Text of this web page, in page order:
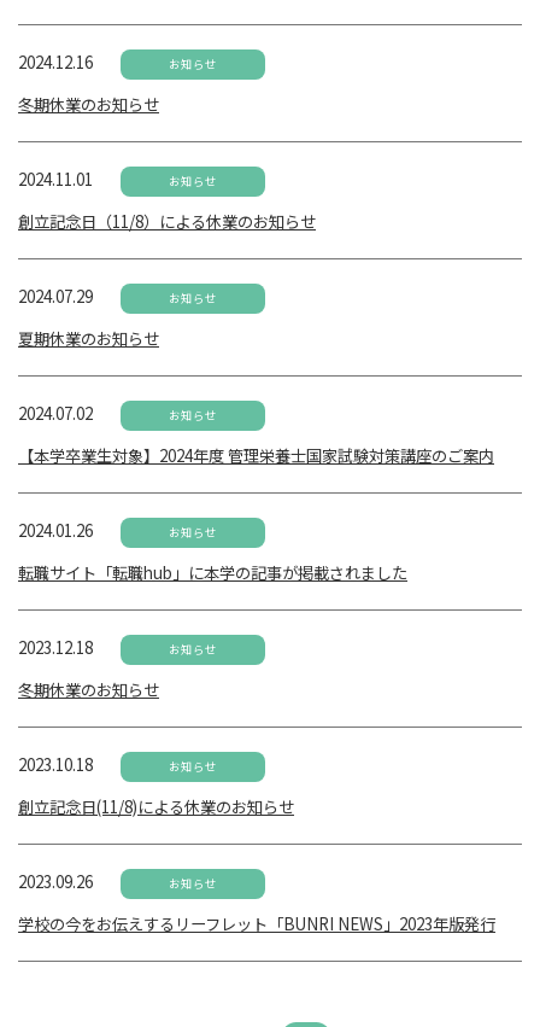
2024.12.16 お知らせ
冬期休業のお知らせ
2024.11.01 お知らせ
創立記念日（11/8）による休業のお知らせ
2024.07.29 お知らせ
夏期休業のお知らせ
2024.07.02 お知らせ
【本学卒業生対象】2024年度 管理栄養士国家試験対策講座のご案内
2024.01.26 お知らせ
転職サイト「転職hub」に本学の記事が掲載されました
2023.12.18 お知らせ
冬期休業のお知らせ
2023.10.18 お知らせ
創立記念日(11/8)による休業のお知らせ
2023.09.26 お知らせ
学校の今をお伝えするリーフレット「BUNRI NEWS」2023年版発行